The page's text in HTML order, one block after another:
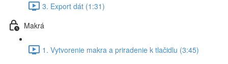
3. Export dát (1:31)
Makrá
1. Vytvorenie makra a priradenie k tlačidlu (3:45)